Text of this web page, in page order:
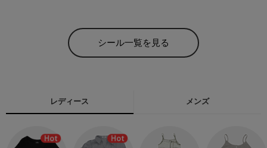
シール一覧を見る
レディース メンズ